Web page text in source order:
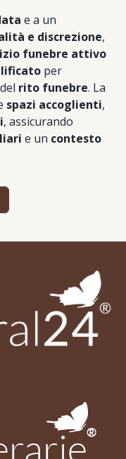
e a un
e discrezione,
funebre attivo
per
rito funebre. La
spazi accoglienti,
, assicurando
e un contesto